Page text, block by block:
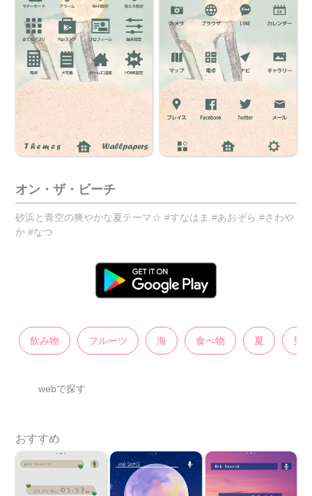
オン・ザ・ビーチ
砂浜と青空の爽やかな夏テーマ☆ #すなはま #あおぞら #さわや
か #なつ
飲み物 フルーツ 海 食べ物 夏 男
webで探す
おすすめ